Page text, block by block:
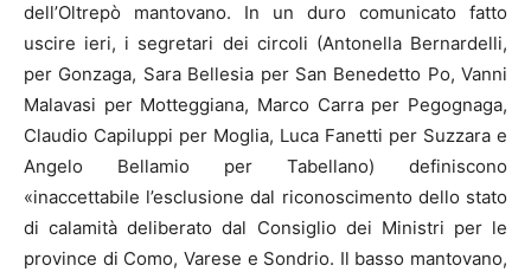
dell’Oltrepò mantovano. In un duro comunicato fatto
uscire ieri, i segretari dei circoli (Antonella Bernardelli,
per Gonzaga, Sara Bellesia per San Benedetto Po, Vanni
Malavasi per Motteggiana, Marco Carra per Pegognaga,
Claudio Capiluppi per Moglia, Luca Fanetti per Suzzara e
Angelo Bellamio per Tabellano) definiscono
«inaccettabile l’esclusione dal riconoscimento dello stato
di calamità deliberato dal Consiglio dei Ministri per le
province di Como, Varese e Sondrio. Il basso mantovano,